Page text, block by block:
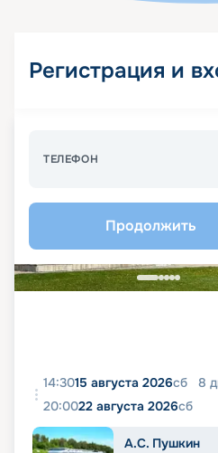
Регистрация и
ТЕЛЕФОН
Продолжить
Популярные
14:3015 августа 2026сб 8
20:0022 августа 2026сб
А.С. Пушкин